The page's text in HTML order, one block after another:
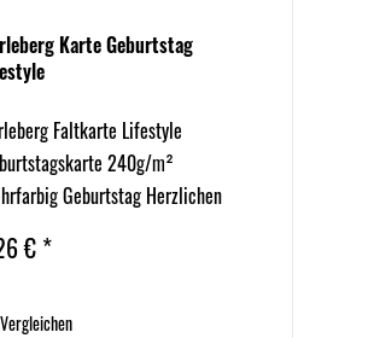
Karte Geburtstag
Faltkarte Lifestyle
240g/m²
Geburtstag Herzlichen
€ *
Vergleichen